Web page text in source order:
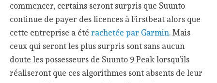
commencer, certains seront surpris que Suunto
continue de payer des licences à Firstbeat alors que
cette entreprise a étérachetée par Garmin. Mais
ceux qui seront les plus surpris sont sans aucun
doute les possesseurs de Suunto 9 Peak lorsqu’ils
réaliseront que ces algorithmes sont absents de leur